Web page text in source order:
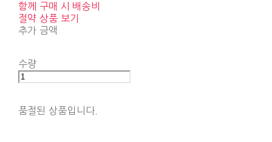
함께 구매 시 배송비
절약 상품 보기
추가 금액
수량
품절된 상품입니다.